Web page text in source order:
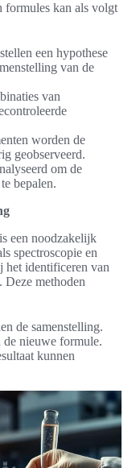
formules kan als volgt
een hypothese
van de
van
worden de
geobserveerd.
om de
bepalen.
een noodzakelijk
spectroscopie en
het identificeren van
Deze methoden
de samenstelling.
de nieuwe formule.
kunnen